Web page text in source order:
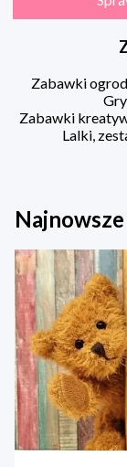
Zabawki
Zabawki
Lalki,